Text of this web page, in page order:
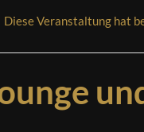
Diese Veranstaltung hat